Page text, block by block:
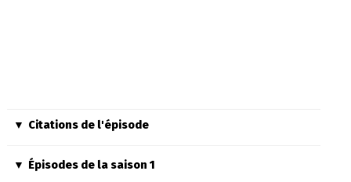
Citations de l'épisode
Épisodes de la saison 1